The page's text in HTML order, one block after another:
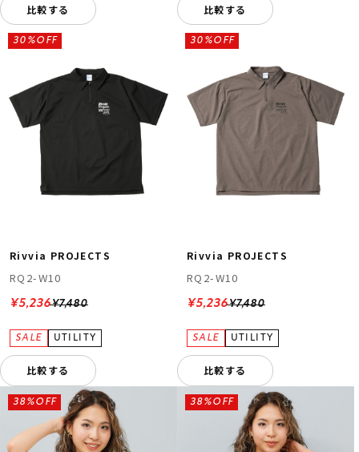
比較する 比較する
Rivvia PROJECTS
RQ2-W10
¥7,480
30%OFF
¥5,236
比較する
Rivvia PROJECTS
RQ2-W10
¥7,480
30%OFF
¥5,236
比較する
38%OFF 38%OFF